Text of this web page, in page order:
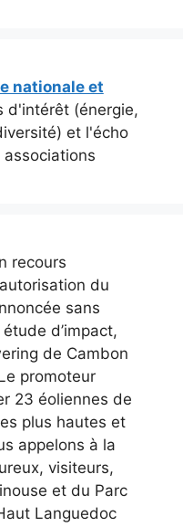
nationale et
d'intérêt (énergie,
et l'écho
recours
du
sans
d’impact,
de Cambon
promoteur
23 éoliennes de
plus hautes et
appelons à la
visiteurs,
et du Parc
Languedoc